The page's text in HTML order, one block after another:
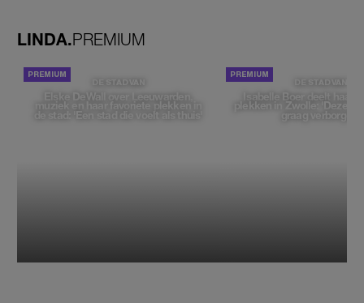
LINDA.PREMIUM
DE STAD VAN
Elske DeWall over Leeuwarden,
muziek en haar favoriete plekken in
de stad: 'Een stad die voelt als thuis'
DE STAD VAN
Isabelle Boer deelt haar
plekken in Zwolle: 'Deze
graag verborgen'